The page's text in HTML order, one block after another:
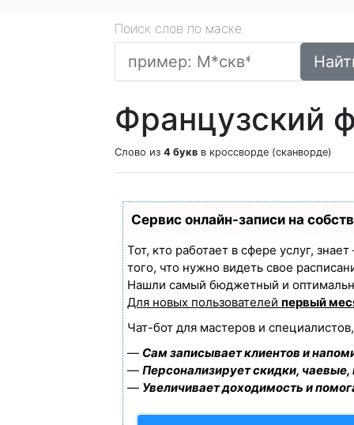
Поиск слов по маске
Французский
Слово из 4 букв в кроссворде (сканворде)
Сервис онлайн-записи на
Тот, кто работает в сфере услуг,
того, что нужно видеть свое
Нашли самый бюджетный и
Для новых пользователей первый
Чат-бот для мастеров и
— Сам записывает клиентов и
— Персонализирует скидки,
— Увеличивает доходимость и